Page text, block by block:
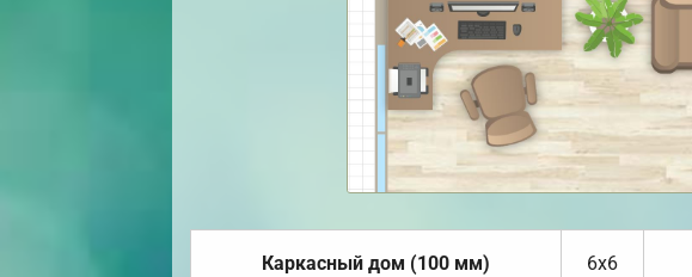
Каркасный дом (100 мм) 6х6